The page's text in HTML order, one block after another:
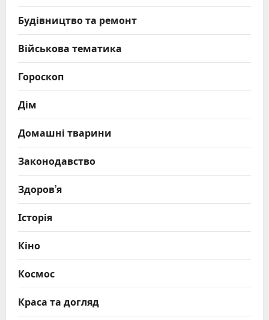
Будівництво та ремонт
Військова тематика
Гороскоп
Дім
Домашні тварини
Законодавство
Здоров’я
Історія
Кіно
Космос
Краса та догляд